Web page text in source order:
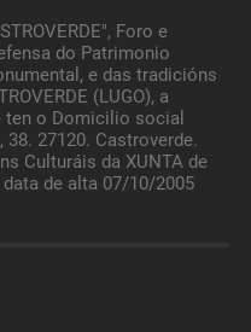
Foro e
do Patrimonio
e das tradicións
(LUGO), a
o Domicilio social
38. 27120. Castroverde.
Culturáis da XUNTA de
data de alta 07/10/2005